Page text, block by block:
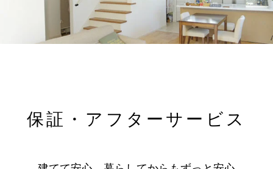
保証・アフターサービス